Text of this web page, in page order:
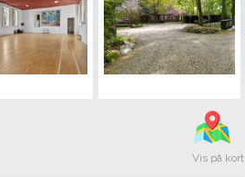
Vis på kort